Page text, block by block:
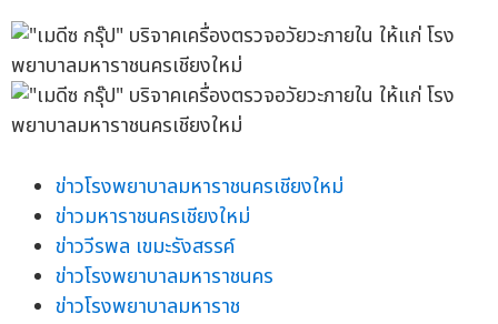
ข่าวโรงพยาบาลมหาราชนครเชียงใหม่
ข่าวมหาราชนครเชียงใหม่
ข่าววีรพล เขมะรังสรรค์
ข่าวโรงพยาบาลมหาราชนคร
ข่าวโรงพยาบาลมหาราช